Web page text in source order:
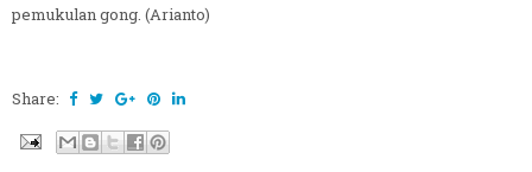
pemukulan gong. (Arianto)
Share: